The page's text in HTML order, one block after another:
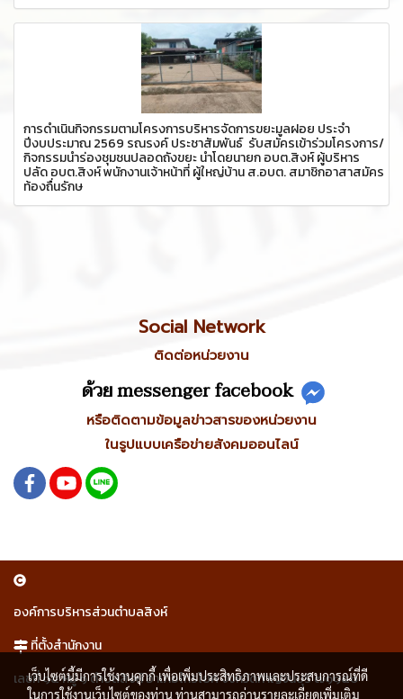
การดำเนินกิจกรรมตามโครงการบริหารจัดการขยะมูลฝอย ประจำ
ปีงบประมาณ 2569 รณรงค์ ประชาสัมพันธ์ รับสมัครเข้าร่วมโครงการ/
กิจกรรมนำร่องชุมชนปลอดถังขยะ นำโดยนายก อบต.สิงห์ ผู้บริหาร
ปลัด อบต.สิงห์ พนักงานเจ้าหน้าที่ ผู้ใหญ่บ้าน ส.อบต. สมาชิกอาสาสมัคร
ท้องถื่นรักษ
Social Network
ติดต่อหน่วยงาน
ด้วย messenger facebook
หรือติดตามข้อมูลข่าวสารของหน่วยงาน
ในรูปแบบเครือข่ายสังคมออนไลน์
องค์การบริหารส่วนตำบลสิงห์
ที่ตั้งสำนักงาน
เลขที่ ๑๕ หมู่ ๑ ตำบลสิงห์ อำเภอไทรโยค จังหวัดกาญจนบุรี ๗๑๑๕๐
เว็บไซต์นี้มีการใช้งานคุกกี้ เพื่อเพิ่มประสิทธิภาพและประสบการณ์ที่ดี
ในการใช้งานเว็บไซต์ของท่าน ท่านสามารถอ่านรายละเอียดเพิ่มเติม